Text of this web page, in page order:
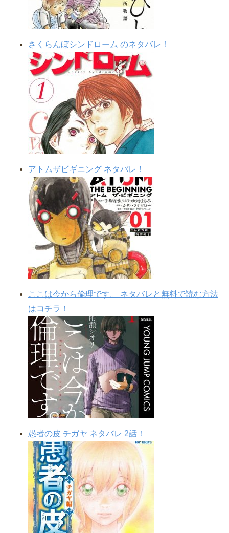
さくらんぼシンドローム のネタバレ！
アトムザビギニング ネタバレ！
ここは今から倫理です。 ネタバレと無料で読む方法
はコチラ！
愚者の皮 チガヤ ネタバレ 2話！